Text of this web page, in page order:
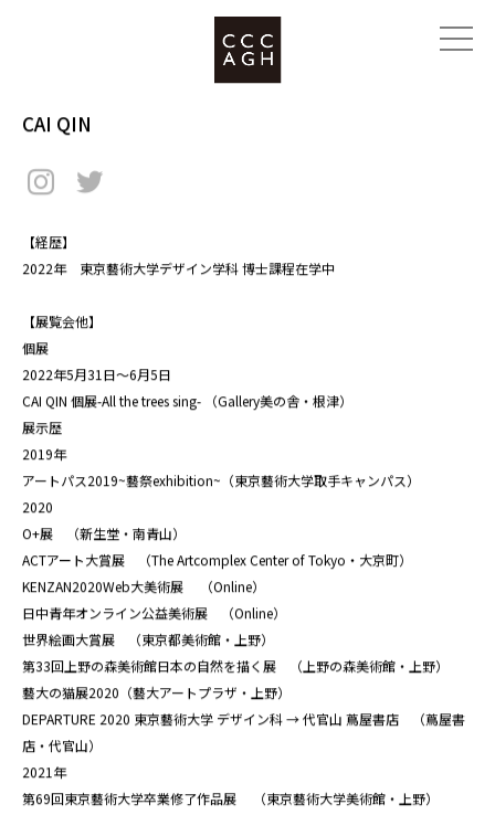
CAI QIN
【経歴】
2022年 東京藝術大学デザイン学科 博士課程在学中
【展覧会他】
​個展
2022年5月31日～6月5日
CAI QIN 個展-All the trees sing- （Gallery美の舎・根津）
展示歴
2019年
アートパス2019~藝祭exhibition~（東京藝術大学取手キャンパス）
2020
O+展 （新生堂・南青山）
ACTアート大賞展 （The Artcomplex Center of Tokyo・大京町）
KENZAN2020Web大美術展 （Online）
日中青年オンライン公益美術展 （Online）
世界絵画大賞展 （東京都美術館・上野）
第33回上野の森美術館日本の自然を描く展 （上野の森美術館・上野）
藝大の猫展2020（藝大アートプラザ・上野）
DEPARTURE 2020 東京藝術大学 デザイン科 → 代官山 蔦屋書店 （蔦屋書
店・代官山）
2021年
第69回東京藝術大学卒業修了作品展 （東京藝術大学美術館・上野）